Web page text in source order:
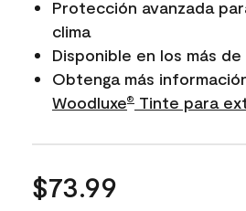
Protección avanzada
clima
Disponible en los más
Obtenga más
Woodluxe​​​​​​​® Tinte para
$73.99